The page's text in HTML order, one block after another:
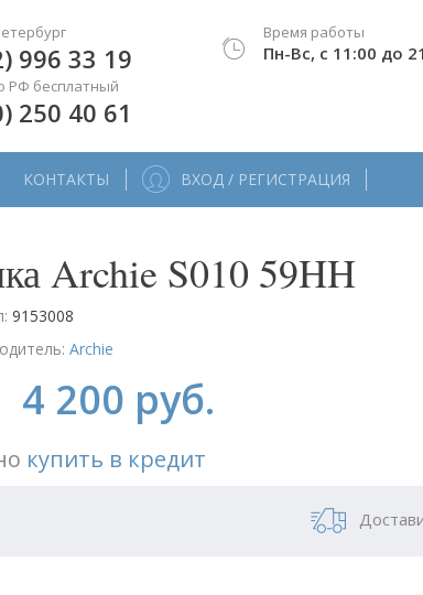
996 33 19
РФ бесплатный
250 40 61
Время работы
Пн-Вс, с 11:00 до
КОНТАКТЫ ВХОД / РЕГИСТРАЦИЯ
Archie S010 59HH
9153008
Archie
4 200 руб.
купить в кредит